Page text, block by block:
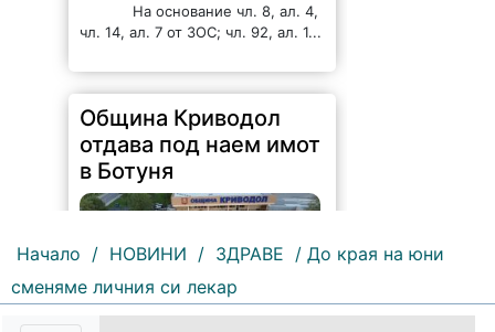
На основание чл. 8, ал. 4,
чл. 14, ал. 7 от ЗОС; чл. 92, ал. 1...
Община Криводол
отдава под наем имот
в Ботуня
Начало / НОВИНИ / ЗДРАВЕ / До края на юни
сменяме личния си лекар